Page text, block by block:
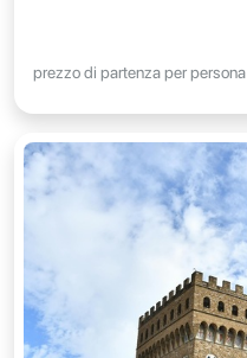
prezzo di partenza per persona